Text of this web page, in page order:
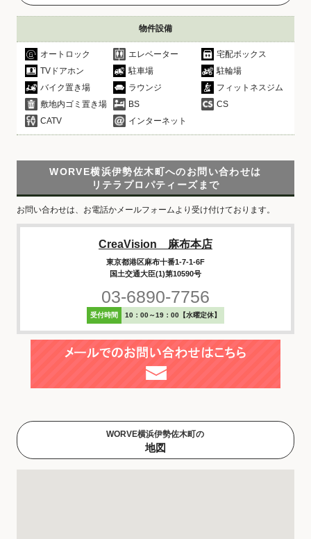
物件設備
オートロック エレベーター
宅配ボックス
TVドアホン
駐車場
駐輪場
バイク置き場
ラウンジ
フィットネスジム
敷地内ゴミ置き場
BS
CS
CATV
インターネット
WORVE横浜伊勢佐木町へのお問い合わせは
リテラプロパティーズまで
お問い合わせは、お電話かメールフォームより受け付けております。
CreaVision 麻布本店
東京都港区麻布十番1-7-1-6F
国土交通大臣(1)第10590号
03-6890-7756
受付時間 10：00～19：00【水曜定休】
WORVE横浜伊勢佐木町の
地図